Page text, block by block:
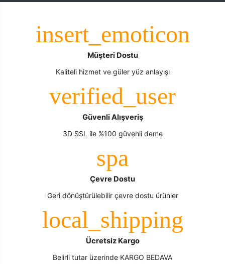
Müşteri Dostu
Kaliteli hizmet ve güler yüz anlayışı
Güvenli Alışveriş
3D SSL ile %100 güvenli deme
Çevre Dostu
Geri dönüştürülebilir çevre dostu ürünler
Ücretsiz Kargo
Belirli tutar üzerinde KARGO BEDAVA